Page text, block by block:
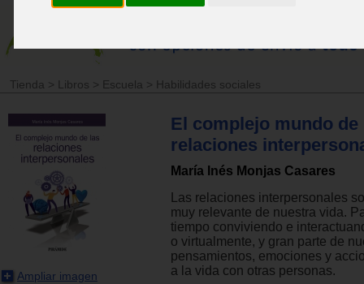
Tienda > Libros > Escuela > Habilidades sociales
Ampliar imagen
El complejo mundo de
relaciones
María Inés Monjas Casares
Las relaciones interpersonales
muy relevante de nuestra vida.
tiempo conviviendo e
o virtualmente, y gran parte de
pensamientos, emociones y
a la vida con otras personas.